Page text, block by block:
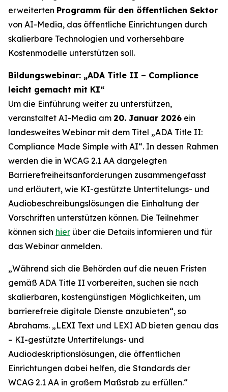
erweiterten Programm für den öffentlichen Sektor
von AI-Media, das öffentliche Einrichtungen durch
skalierbare Technologien und vorhersehbare
Kostenmodelle unterstützen soll.
Bildungswebinar: „ADA Title II – Compliance
leicht gemacht mit KI“
Um die Einführung weiter zu unterstützen,
veranstaltet AI-Media am 20. Januar 2026 ein
landesweites Webinar mit dem Titel „ADA Title II:
Compliance Made Simple with AI“. In dessen Rahmen
werden die in WCAG 2.1 AA dargelegten
Barrierefreiheitsanforderungen zusammengefasst
und erläutert, wie KI-gestützte Untertitelungs- und
Audiobeschreibungslösungen die Einhaltung der
Vorschriften unterstützen können. Die Teilnehmer
können sich hier über die Details informieren und für
das Webinar anmelden.
„Während sich die Behörden auf die neuen Fristen
gemäß ADA Title II vorbereiten, suchen sie nach
skalierbaren, kostengünstigen Möglichkeiten, um
barrierefreie digitale Dienste anzubieten“, so
Abrahams. „LEXI Text und LEXI AD bieten genau das
– KI-gestützte Untertitelungs- und
Audiodeskriptionslösungen, die öffentlichen
Einrichtungen dabei helfen, die Standards der
WCAG 2.1 AA in großem Maßstab zu erfüllen.“